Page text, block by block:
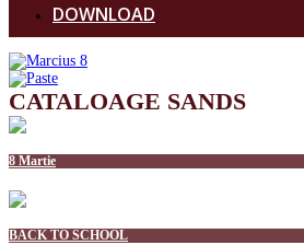
DOWNLOAD
CATALOAGE SANDS
8 Martie
BACK TO SCHOOL